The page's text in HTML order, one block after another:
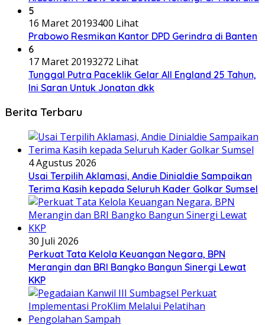
5
16 Maret 20193400 Lihat
Prabowo Resmikan Kantor DPD Gerindra di Banten
6
17 Maret 20193272 Lihat
Tunggal Putra Paceklik Gelar All England 25 Tahun,
Ini Saran Untuk Jonatan dkk
Berita Terbaru
4 Agustus 2026
Usai Terpilih Aklamasi, Andie Dinialdie Sampaikan
Terima Kasih kepada Seluruh Kader Golkar Sumsel
30 Juli 2026
Perkuat Tata Kelola Keuangan Negara, BPN
Merangin dan BRI Bangko Bangun Sinergi Lewat
KKP